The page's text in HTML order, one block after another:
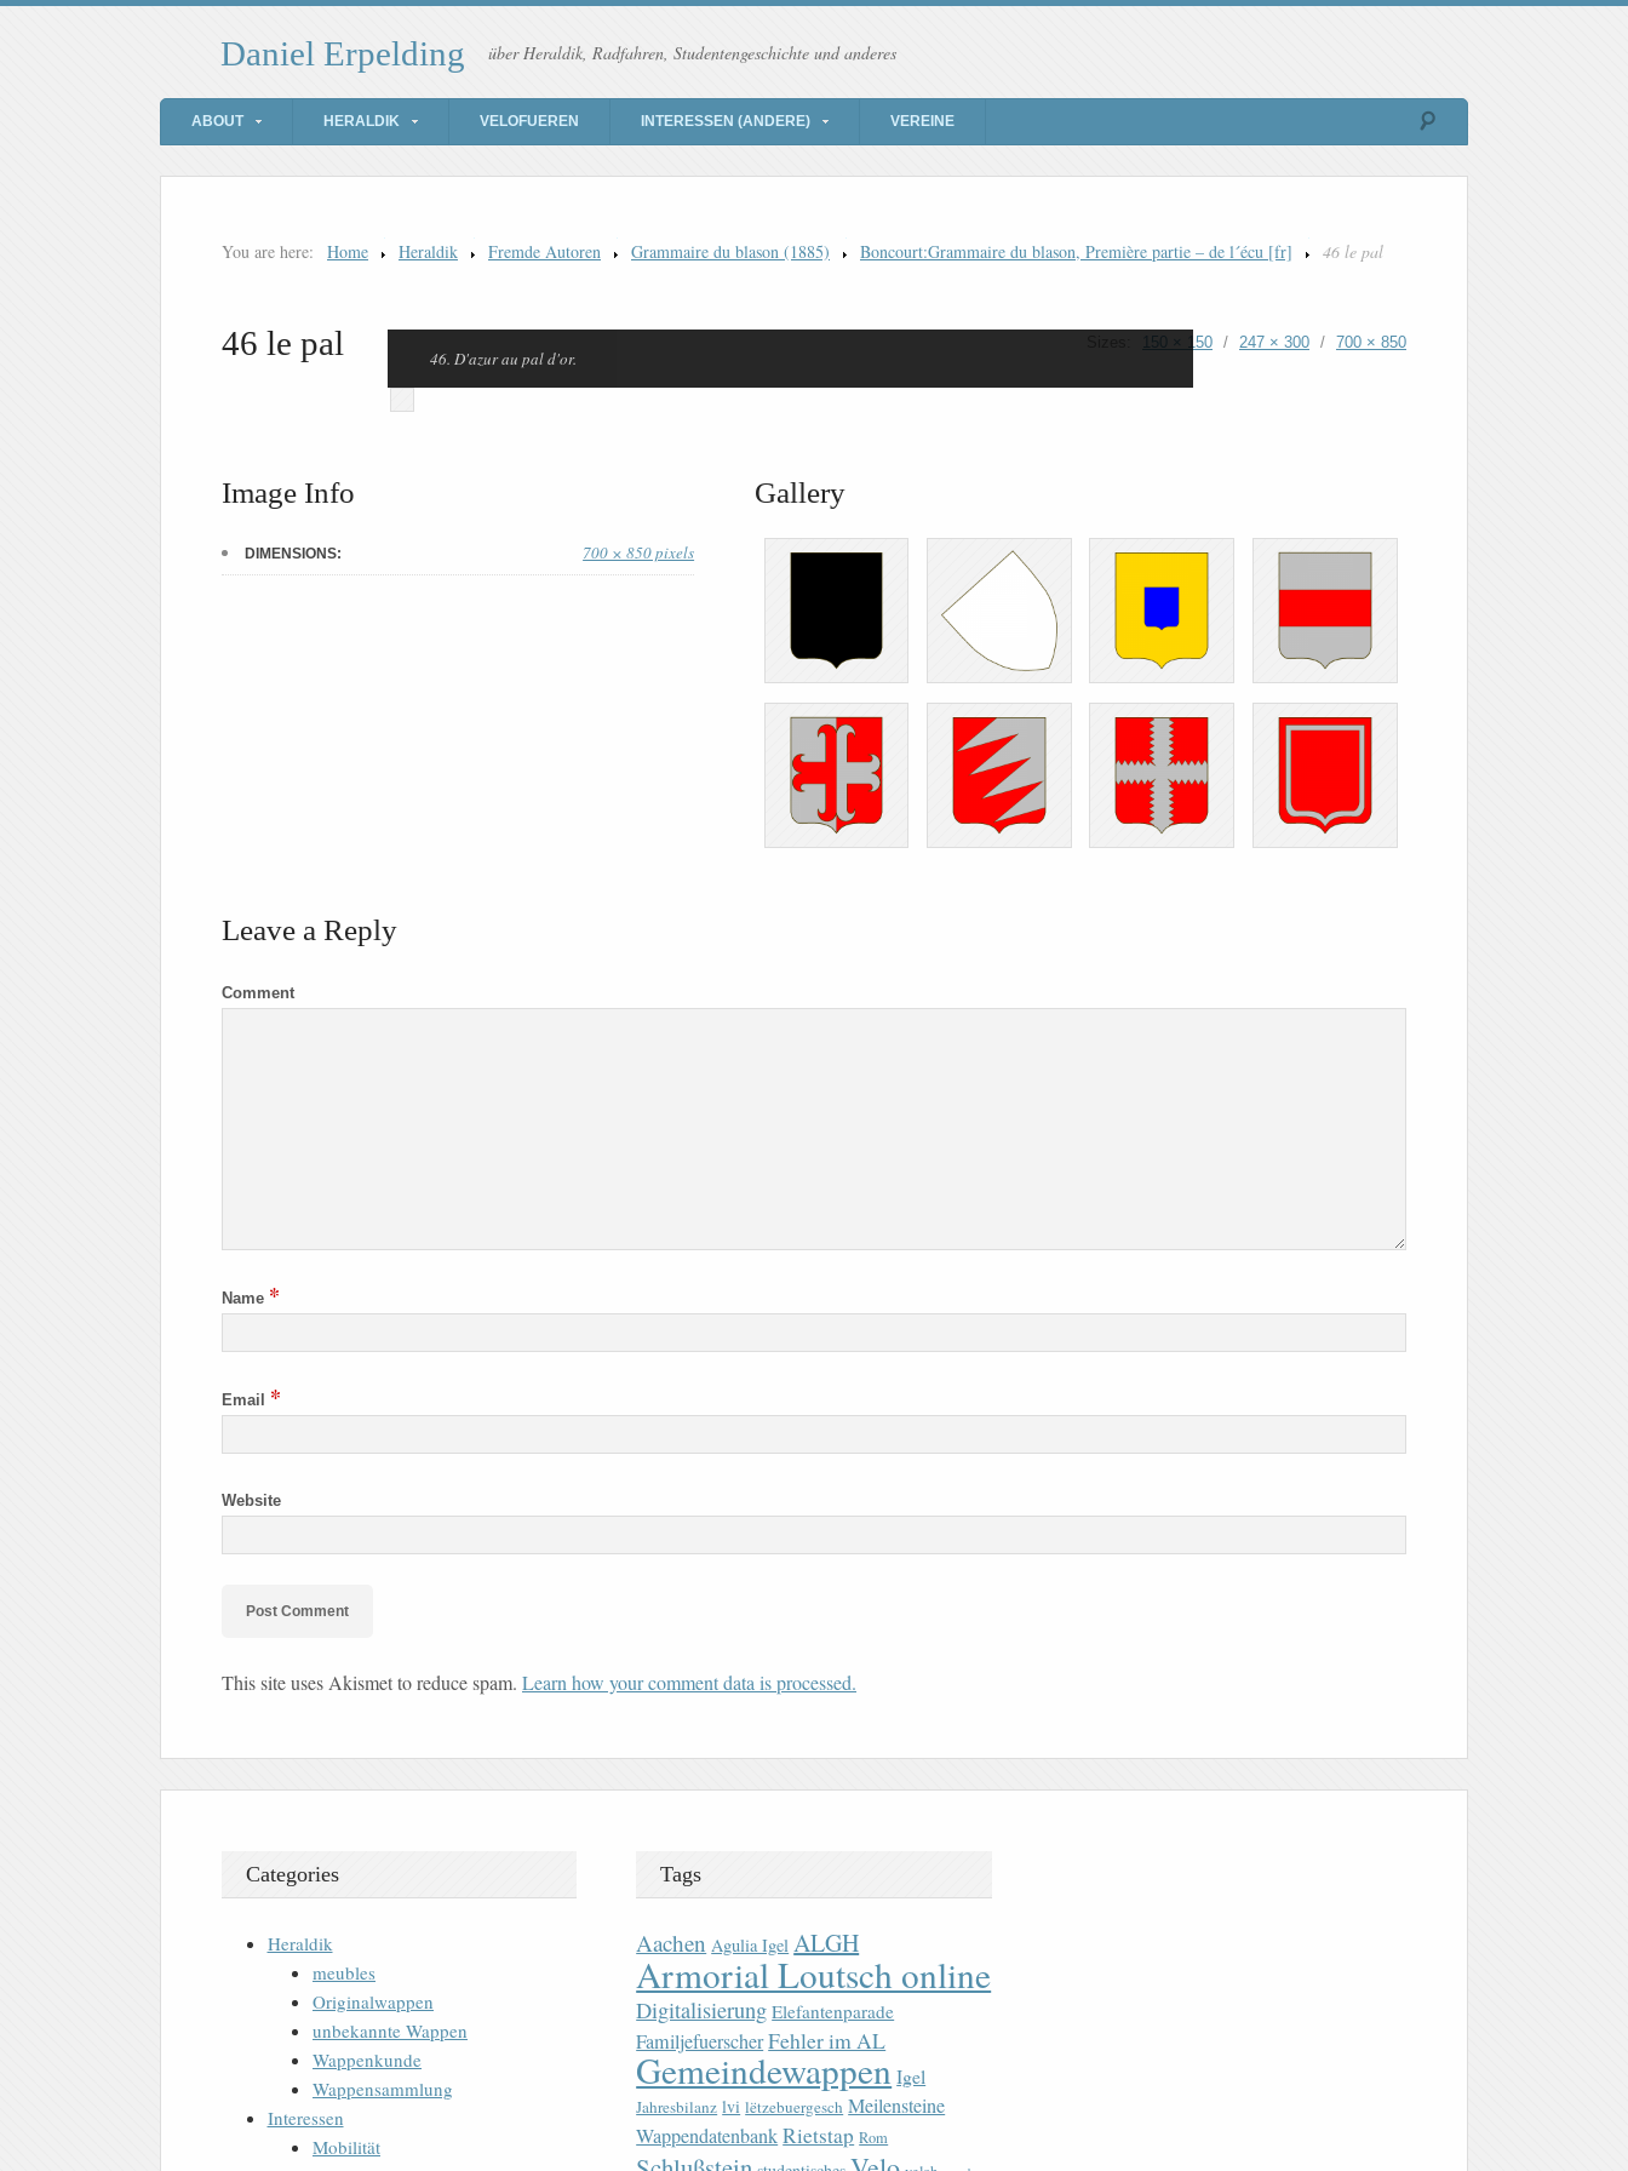
Daniel Erpelding über Heraldik, Radfahren, Studentengeschichte und anderes
ABOUT HERALDIK VELOFUEREN INTERESSEN (ANDERE) VEREINE
You are here: Home Heraldik Fremde Autoren Grammaire du blason (1885) Boncourt:Grammaire du blason, Première partie – de l´écu [fr] 46 le pal
46 le pal 150 × 150 / 247 × 300 / 700 × 850
46. D'azur au pal d'or.
Image Info
DIMENSIONS: 700 × 850 pixels
Gallery
Leave a Reply
Comment
Name *
Email *
Website
This site uses Akismet to reduce spam. Learn how your comment data is processed.
Categories
Heraldik
meubles
Originalwappen
unbekannte Wappen
Wappenkunde
Wappensammlung
Interessen
Mobilität
Tags
Aachen Agulia Igel ALGH
Armorial Loutsch online
Digitalisierung Elefantenparade
FamiljefuerscherFehler im AL
Gemeindewappen Igel
Jahresbilanz lvi lëtzebuergesch Meilensteine
WappendatenbankRietstap Rom